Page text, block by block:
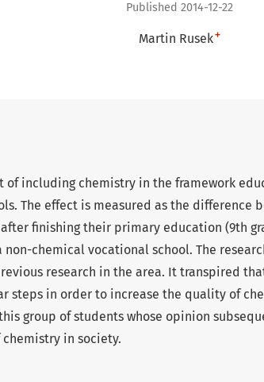
Published 2014-12-22
Martin Rusek+
of including chemistry in the framework
The effect is measured as the difference
finishing their primary education (9th
chemical vocational school. The
research in the area. It transpired
steps in order to increase the quality of
group of students whose opinion
in society.